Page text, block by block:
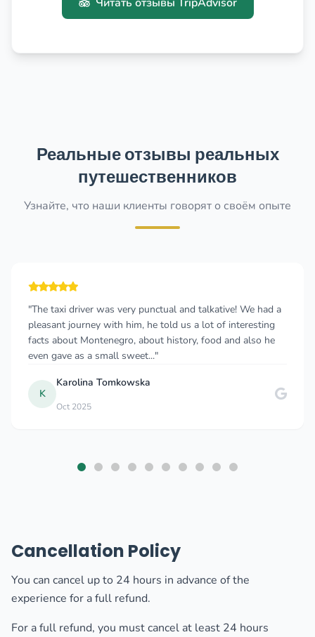
Реальные отзывы реальных
путешественников
Узнайте, что наши клиенты говорят о своём опыте
"Cannot recommend this company enough! I wish I could
give more than 5 stars 🤩 I took a taxi from Durres,
Albania to Budva, Montenegro and felt so comfortable the
whole time. As a solo female traveler..."
Myriam W
Dec 2024
Cancellation Policy
You can cancel up to 24 hours in advance of the
experience for a full refund.
For a full refund, you must cancel at least 24 hours